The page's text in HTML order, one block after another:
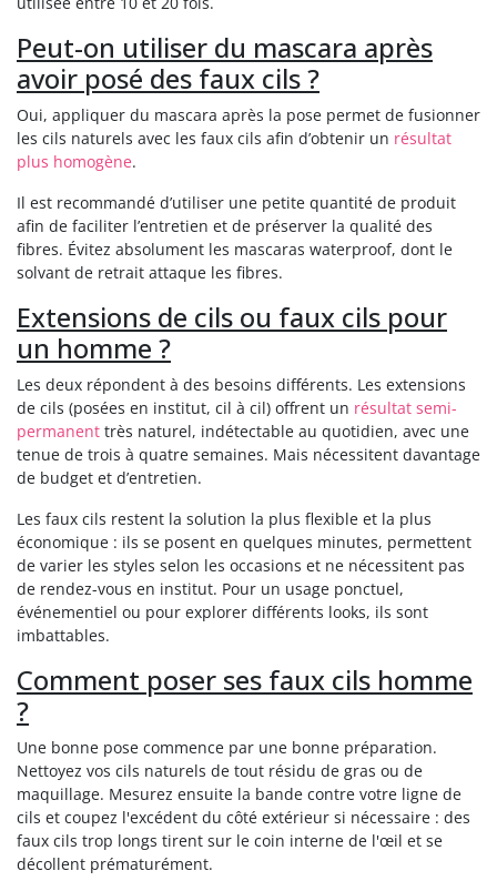
Peut-on utiliser du mascara après
avoir posé des faux cils ?
Oui, appliquer du mascara après la pose permet de fusionner
les cils naturels avec les faux cils afin d’obtenir un résultat
plus homogène.
Il est recommandé d’utiliser une petite quantité de produit
afin de faciliter l’entretien et de préserver la qualité des
fibres. Évitez absolument les mascaras waterproof, dont le
solvant de retrait attaque les fibres.
Extensions de cils ou faux cils pour
un homme ?
Les deux répondent à des besoins différents. Les extensions
de cils (posées en institut, cil à cil) offrent un résultat semi-
permanent très naturel, indétectable au quotidien, avec une
tenue de trois à quatre semaines. Mais nécessitent davantage
de budget et d’entretien.
Les faux cils restent la solution la plus flexible et la plus
économique : ils se posent en quelques minutes, permettent
de varier les styles selon les occasions et ne nécessitent pas
de rendez-vous en institut. Pour un usage ponctuel,
événementiel ou pour explorer différents looks, ils sont
imbattables.
Comment poser ses faux cils homme
?
Une bonne pose commence par une bonne préparation.
Nettoyez vos cils naturels de tout résidu de gras ou de
maquillage. Mesurez ensuite la bande contre votre ligne de
cils et coupez l'excédent du côté extérieur si nécessaire : des
faux cils trop longs tirent sur le coin interne de l'œil et se
décollent prématurément.